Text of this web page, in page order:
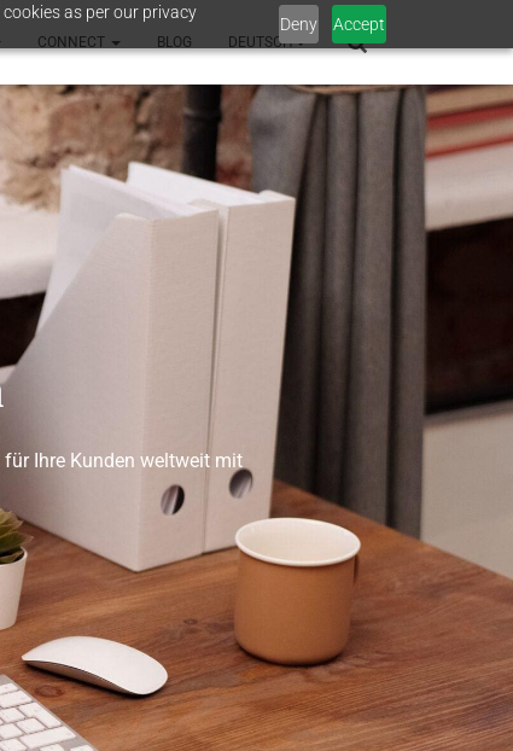
as per our privacy
Deny Accept
CONNECT BLOG DEUTSCH
Ihre Kunden weltweit mit